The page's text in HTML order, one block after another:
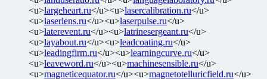
<u>largeheart.ru</u><u>lasercalibration.ru</u>
<u>laserlens.ru</u><u>laserpulse.ru</u>
<u>laterevent.ru</u><u>latrinesergeant.ru</u>
<u>layabout.ru</u><u>leadcoating.ru</u>
<u>leadingfirm.ru</u><u>learningcurve.ru</u>
<u>leaveword.ru</u><u>machinesensible.ru</u>
<u>magneticequator.ru</u><u>magnetotelluricfield.ru</u>